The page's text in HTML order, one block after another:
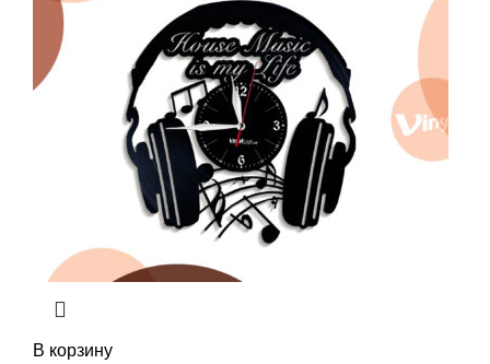
В корзину